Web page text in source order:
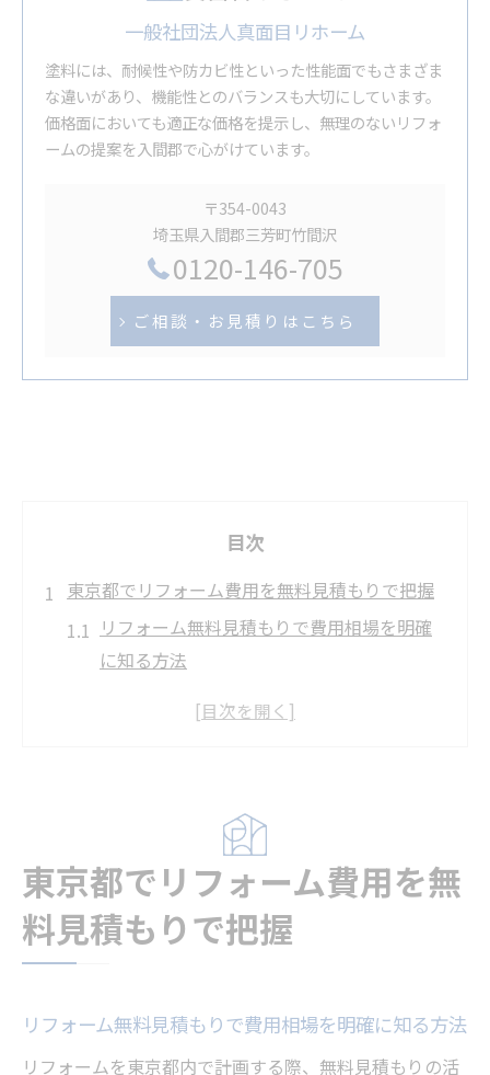
一般社団法人真面目リホーム
塗料には、耐候性や防カビ性といった性能面でもさまざま
な違いがあり、機能性とのバランスも大切にしています。
価格面においても適正な価格を提示し、無理のないリフォ
ームの提案を入間郡で心がけています。
〒354-0043
埼玉県入間郡三芳町竹間沢
0120-146-705
ご相談・お見積りはこちら
目次
東京都でリフォーム費用を無料見積もりで把握
リフォーム無料見積もりで費用相場を明確
に知る方法
東京都でリフォーム費用の内訳を分かりや
リフォーム見積もりだけでも依頼はできる
のか徹底検証
リフォーム費用を安くするコツと見積もり
ポイント
立てる
東京都でリフォーム費用を無
料見積もりで把握
リフォーム無料見積もりで費用相場を明確に知る方法
リフォームを東京都内で計画する際、無料見積もりの活